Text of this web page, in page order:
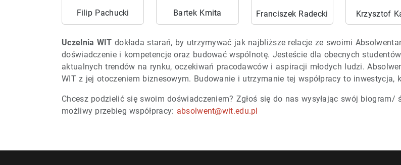
Filip Pachucki Bartek Kmita Franciszek Radecki Krzysztof
Uczelnia WIT dokłada starań, by utrzymywać jak najbliższe relacje ze swoimi
doświadczenie i kompetencje oraz budować wspólnotę. Jesteście dla obecnych
aktualnych trendów na rynku, oczekiwań pracodawców i aspiracji młodych ludzi.
WIT z jej otoczeniem biznesowym. Budowanie i utrzymanie tej współpracy to inwestycja,
Chcesz podzielić się swoim doświadczeniem? Zgłoś się do nas wysyłając swój
możliwy przebieg współpracy: absolwent@wit.edu.pl